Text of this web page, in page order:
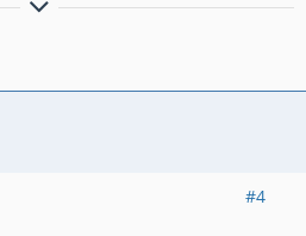
als du
#4